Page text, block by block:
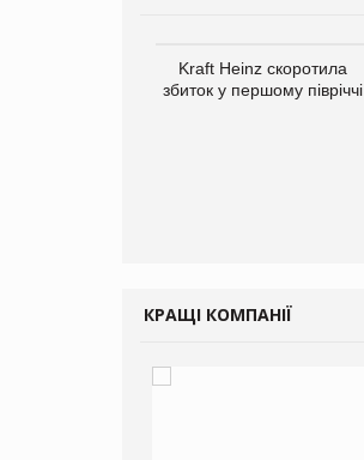
Kraft Heinz скоротила
збиток у першому півріччі
КРАЩІ КОМПАНІЇ